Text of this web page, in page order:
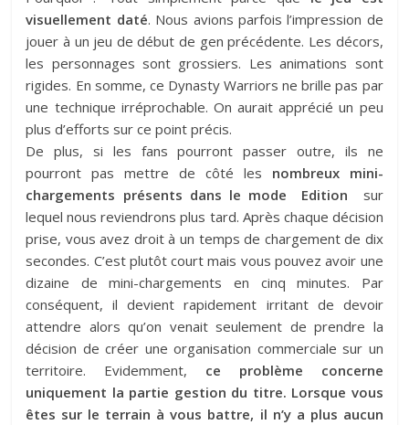
visuellement daté. Nous avions parfois l’impression de
jouer à un jeu de début de gen précédente. Les décors,
les personnages sont grossiers. Les animations sont
rigides. En somme, ce Dynasty Warriors ne brille pas par
une technique irréprochable. On aurait apprécié un peu
plus d’efforts sur ce point précis.
De plus, si les fans pourront passer outre, ils ne
pourront pas mettre de côté les nombreux mini-
chargements présents dans le mode Edition
sur
lequel nous reviendrons plus tard. Après chaque décision
prise, vous avez droit à un temps de chargement de dix
secondes. C’est plutôt court mais vous pouvez avoir une
dizaine de mini-chargements en cinq minutes. Par
conséquent, il devient rapidement irritant de devoir
attendre alors qu’on venait seulement de prendre la
décision de créer une organisation commerciale sur un
territoire. Evidemment, ce problème concerne
uniquement la partie gestion du titre. Lorsque vous
êtes sur le terrain à vous battre, il n’y a plus aucun